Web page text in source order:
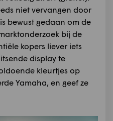
niet vervangen door
bewust gedaan om de
bij de
kopers liever iets
display te
kleurtjes op
Yamaha, en geef ze